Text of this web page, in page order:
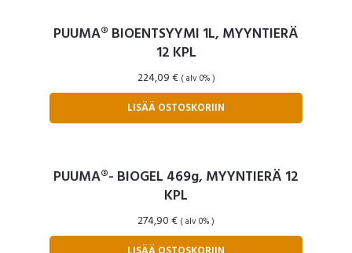
PUUMA® BIOENTSYYMI 1L, MYYNTIERÄ
12 KPL
224,09€ ( alv 0% )
LISÄÄ OSTOSKORIIN
PUUMA®- BIOGEL 469g, MYYNTIERÄ 12
KPL
274,90€ ( alv 0% )